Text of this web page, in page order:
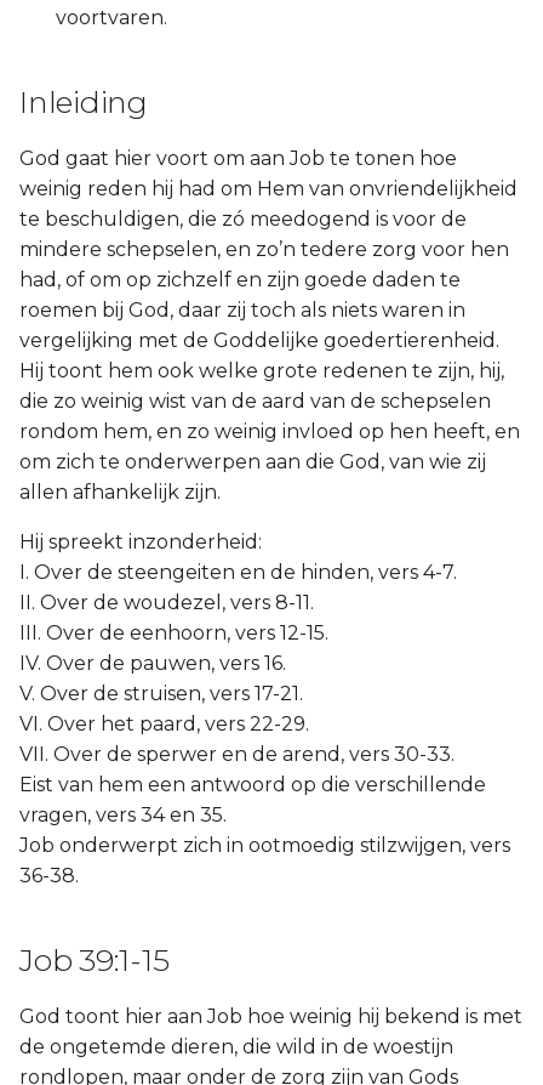
voortvaren.
Inleiding
God gaat hier voort om aan Job te tonen hoe
weinig reden hij had om Hem van onvriendelijkheid
te beschuldigen, die zó meedogend is voor de
mindere schepselen, en zo’n tedere zorg voor hen
had, of om op zichzelf en zijn goede daden te
roemen bij God, daar zij toch als niets waren in
vergelijking met de Goddelijke goedertierenheid.
Hij toont hem ook welke grote redenen te zijn, hij,
die zo weinig wist van de aard van de schepselen
rondom hem, en zo weinig invloed op hen heeft, en
om zich te onderwerpen aan die God, van wie zij
allen afhankelijk zijn.
Hij spreekt inzonderheid:
I. Over de steengeiten en de hinden, vers 4-7.
II. Over de woudezel, vers 8-11.
III. Over de eenhoorn, vers 12-15.
IV. Over de pauwen, vers 16.
V. Over de struisen, vers 17-21.
VI. Over het paard, vers 22-29.
VII. Over de sperwer en de arend, vers 30-33.
Eist van hem een antwoord op die verschillende
vragen, vers 34 en 35.
Job onderwerpt zich in ootmoedig stilzwijgen, vers
36-38.
Job 39:1-15
God toont hier aan Job hoe weinig hij bekend is met
de ongetemde dieren, die wild in de woestijn
rondlopen, maar onder de zorg zijn van Gods